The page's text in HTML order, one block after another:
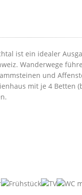
ist ein idealer
Wanderwege
und
mit je 4 Betten